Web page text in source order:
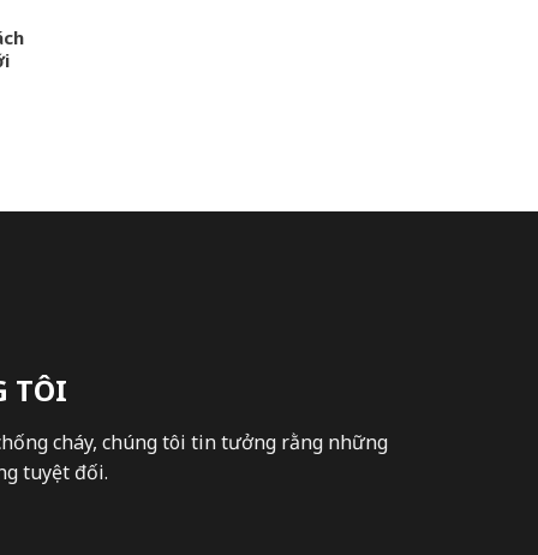
TÔI
cháy, chúng tôi tin tưởng rằng những
tuyệt đối.